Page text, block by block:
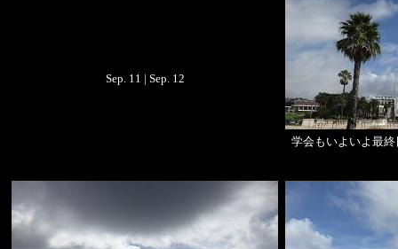
Sep. 11 | Sep. 12
学会もいよいよ最